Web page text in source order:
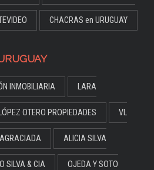
CHACRAS en URUGUAY
INMOBILIARIA LARA
OTERO PROPIEDADES VL
ALICIA SILVA
SILVA & CIA OJEDA Y SOTO